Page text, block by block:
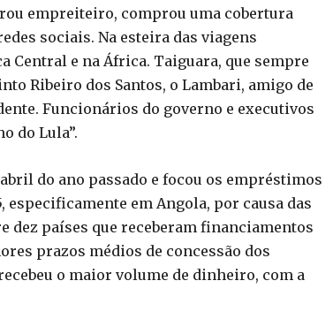
empreiteiro, comprou uma cobertura
sociais. Na esteira das viagens
e na África. Taiguara, que sempre
Ribeiro dos Santos, o Lambari, amigo de
Funcionários do governo e executivos
do Lula”.
do ano passado e focou os empréstimos
especificamente em Angola, por causa das
dez países que receberam financiamentos
prazos médios de concessão dos
o maior volume de dinheiro, com a